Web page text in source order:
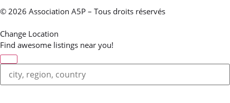
© 2026 Association A5P – Tous droits réservés
Change Location
Find awesome listings near you!
Change Location